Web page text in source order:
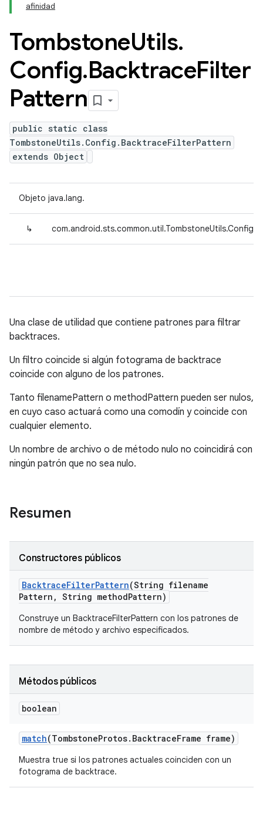
afinidad
TombstoneUtils.
Config.BacktraceFilter
Pattern
public static class
TombstoneUtils.Config.BacktraceFilterPattern
extends Object
Objeto java.lang.
↳
Una clase de utilidad que contiene patrones para filtrar
backtraces.
Un filtro coincide si algún fotograma de backtrace
coincide con alguno de los patrones.
Tanto filenamePattern o methodPattern pueden ser nulos,
en cuyo caso actuará como una comodín y coincide con
cualquier elemento.
Un nombre de archivo o de método nulo no coincidirá con
ningún patrón que no sea nulo.
Resumen
Constructores públicos
BacktraceFilterPattern(String filename
Pattern , String methodPattern)
Construye un BacktraceFilterPattern con los patrones de
nombre de método y archivo especificados.
Métodos públicos
boolean
match(TombstoneProtos. BacktraceFrame frame)
Muestra true si los patrones actuales coinciden con un
fotograma de backtrace.